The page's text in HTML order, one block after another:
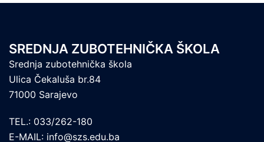
SREDNJA ZUBOTEHNIČKA ŠKOLA
Srednja zubotehnička škola
Ulica Čekaluša br.84
71000 Sarajevo
TEL.: 033/262-180
E-MAIL: info@szs.edu.ba